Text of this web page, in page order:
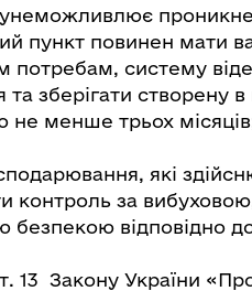
пункт повинен мати
потребам, систему
та зберігати створену
не менше трьох
які
контроль за
безпекою відповідно
13 Закону України